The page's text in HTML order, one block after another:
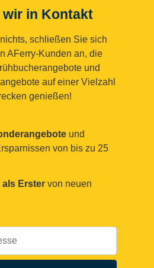
wir in Kontakt
schließen Sie sich
AFerry-Kunden an, die
und
auf einer Vielzahl
genießen!
und
von bis zu 25
als Erster von neuen